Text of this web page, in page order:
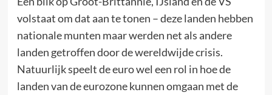
volstaat om dat aan te tonen – deze landen hebben
nationale munten maar werden net als andere
landen getroffen door de wereldwijde crisis.
Natuurlijk speelt de euro wel een rol in hoe de
landen van de eurozone kunnen omgaan met de